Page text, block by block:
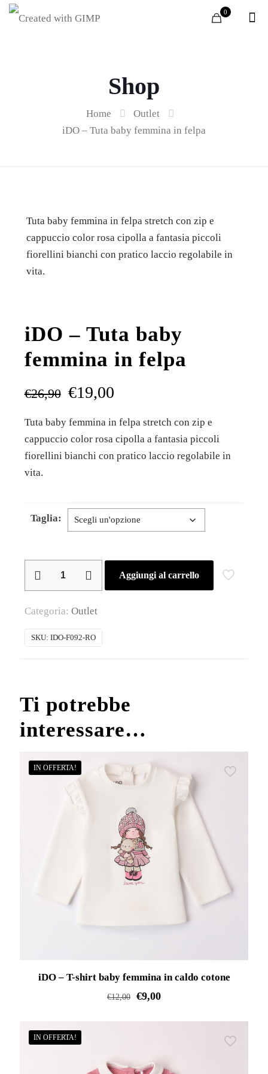
0
Shop
Home
Outlet
iDO – Tuta baby femmina in felpa
Tuta baby femmina in felpa stretch con zip e
cappuccio color rosa cipolla a fantasia piccoli
fiorellini bianchi con pratico laccio regolabile in
vita.
iDO – Tuta baby
femmina in felpa
€26,90 €19,00
Tuta baby femmina in felpa stretch con zip e
cappuccio color rosa cipolla a fantasia piccoli
fiorellini bianchi con pratico laccio regolabile in
vita.
Taglia:
baby
femmina
Aggiungi al carrello
Categoria: Outlet
SKU: IDO-F092-RO
Ti potrebbe
interessare…
IN OFFERTA!
iDO – T-shirt baby femmina in caldo cotone
€12,00 €9,00
più
IN OFFERTA!